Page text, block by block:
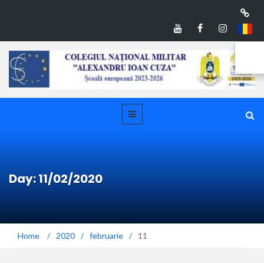
Day: 11/02/2020
Home / 2020 / februarie / 11